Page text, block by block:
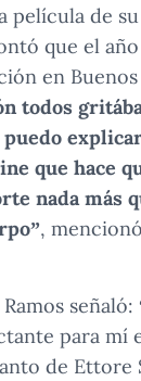
película de
que el
en Buenos
todos
puedo
que hace
nada más
,
señaló:
para mí
de Ettore